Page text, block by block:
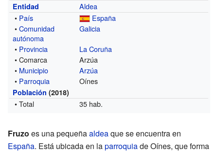
Entidad
Aldea
• País
España
•Comunidad
autónoma
Galicia
• Provincia
La Coruña
• Comarca
Arzúa
• Municipio
Arzúa
• Parroquia Oínes
Población (2018)
• Total 35 hab.
Fruzo es una pequeñaaldeaque se encuentra en
España. Está ubicada en laparroquiade Oínes, que forma